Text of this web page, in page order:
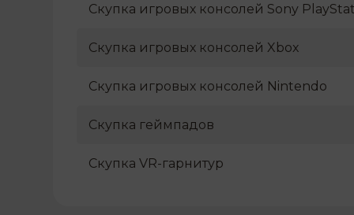
Скупка игровых консолей Sony
Скупка игровых консолей Xbox
Скупка игровых консолей Nintendo
Скупка геймпадов
Скупка VR-гарнитур